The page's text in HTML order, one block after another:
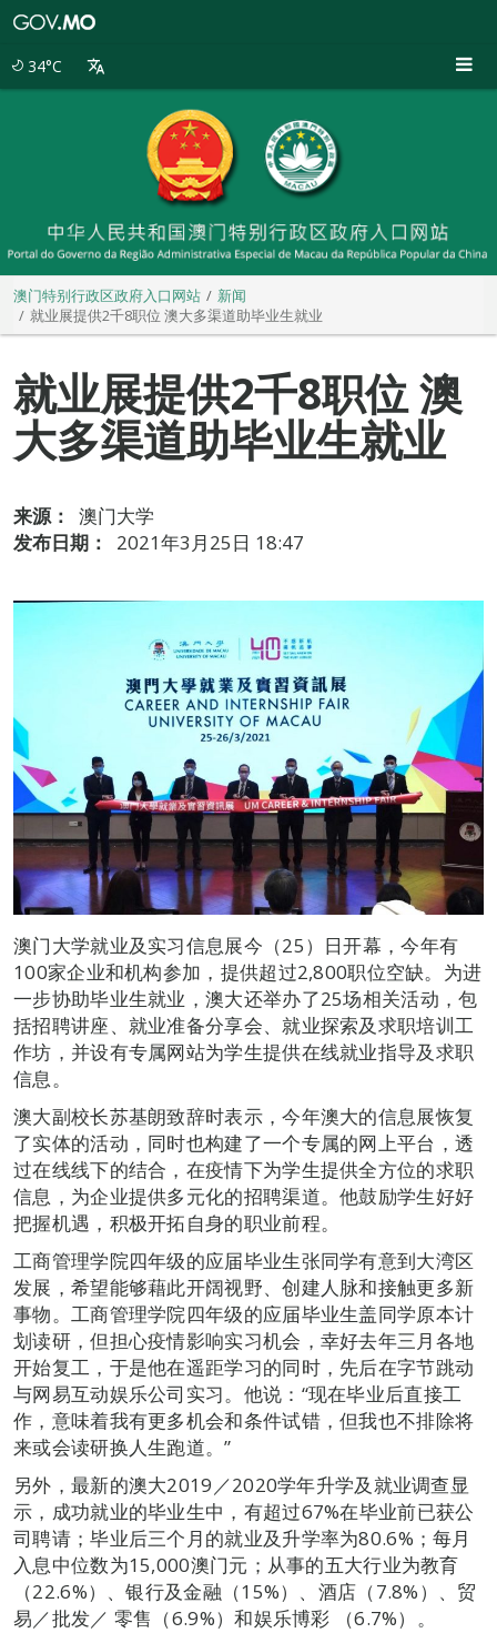
34°C
澳门特别行政区政府入口网站
新闻
就业展提供2千8职位 澳大多渠道助毕业生就业
就业展提供2千8职位 澳
大多渠道助毕业生就业
来源：
澳门大学
发布日期：
2021年3月25日 18:47
澳门大学就业及实习信息展今（25）日开幕，今年有
100家企业和机构参加，提供超过2,800职位空缺。为进
一步协助毕业生就业，澳大还举办了25场相关活动，包
括招聘讲座、就业准备分享会、就业探索及求职培训工
作坊，并设有专属网站为学生提供在线就业指导及求职
信息。
澳大副校长苏基朗致辞时表示，今年澳大的信息展恢复
了实体的活动，同时也构建了一个专属的网上平台，透
过在线线下的结合，在疫情下为学生提供全方位的求职
信息，为企业提供多元化的招聘渠道。他鼓励学生好好
把握机遇，积极开拓自身的职业前程。
工商管理学院四年级的应届毕业生张同学有意到大湾区
发展，希望能够藉此开阔视野、创建人脉和接触更多新
事物。工商管理学院四年级的应届毕业生盖同学原本计
划读研，但担心疫情影响实习机会，幸好去年三月各地
开始复工，于是他在遥距学习的同时，先后在字节跳动
与网易互动娱乐公司实习。他说：“现在毕业后直接工
作，意味着我有更多机会和条件试错，但我也不排除将
来或会读研换人生跑道。”
另外，最新的澳大2019／2020学年升学及就业调查显
示，成功就业的毕业生中，有超过67%在毕业前已获公
司聘请；毕业后三个月的就业及升学率为80.6%；每月
入息中位数为15,000澳门元；从事的五大行业为教育
（22.6%）、银行及金融（15%）、酒店（7.8%）、贸
易／批发／ 零售（6.9%）和娱乐博彩 （6.7%）。